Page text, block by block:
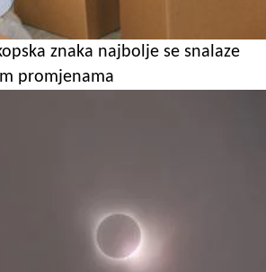
znaka najbolje se snalaze
promjenama